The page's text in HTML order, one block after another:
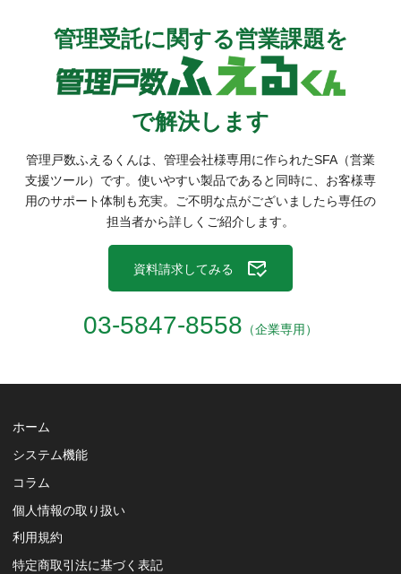
管理受託に関する営業課題を
で解決します
管理戸数ふえるくんは、管理会社様専用に作られたSFA（営業
支援ツール）です。 使いやすい製品であると同時に、お客様専
用のサポート体制も充実。
ご不明な点がございましたら専任の
担当者から詳しくご紹介します。
資料請求してみる
03-5847-8558 （企業専用）
ホーム
システム機能
コラム
個人情報の取り扱い
利用規約
特定商取引法に基づく表記